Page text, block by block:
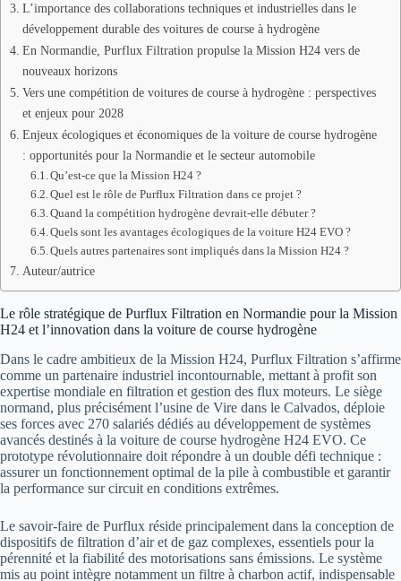
L’importance des collaborations techniques et industrielles dans le
développement durable des voitures de course à hydrogène
En Normandie, Purflux Filtration propulse la Mission H24 vers de
nouveaux horizons
Vers une compétition de voitures de course à hydrogène : perspectives
et enjeux pour 2028
Enjeux écologiques et économiques de la voiture de course hydrogène
: opportunités pour la Normandie et le secteur automobile
Qu’est-ce que la Mission H24 ?
Quel est le rôle de Purflux Filtration dans ce projet ?
Quand la compétition hydrogène devrait-elle débuter ?
Quels sont les avantages écologiques de la voiture H24 EVO ?
Quels autres partenaires sont impliqués dans la Mission H24 ?
Auteur/autrice
Le rôle stratégique de Purflux Filtration en Normandie pour la Mission
H24 et l’innovation dans la voiture de course hydrogène
Dans le cadre ambitieux de la Mission H24, Purflux Filtration s’affirme
comme un partenaire industriel incontournable, mettant à profit son
expertise mondiale en filtration et gestion des flux moteurs. Le siège
normand, plus précisément l’usine de Vire dans le Calvados, déploie
ses forces avec 270 salariés dédiés au développement de systèmes
avancés destinés à la voiture de course hydrogène H24 EVO. Ce
prototype révolutionnaire doit répondre à un double défi technique :
assurer un fonctionnement optimal de la pile à combustible et garantir
la performance sur circuit en conditions extrêmes.
Le savoir-faire de Purflux réside principalement dans la conception de
dispositifs de filtration d’air et de gaz complexes, essentiels pour la
pérennité et la fiabilité des motorisations sans émissions. Le système
mis au point intègre notamment un filtre à charbon actif, indispensable